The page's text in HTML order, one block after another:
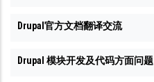
Drupal官方文档翻译交流
Drupal 模块开发及代码方面问题